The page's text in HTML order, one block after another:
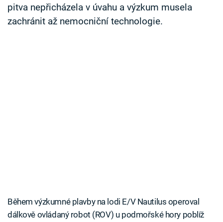
pitva nepřicházela v úvahu a výzkum musela
zachránit až nemocniční technologie.
Během výzkumné plavby na lodi E/V Nautilus operoval
dálkově ovládaný robot (ROV) u podmořské hory poblíž